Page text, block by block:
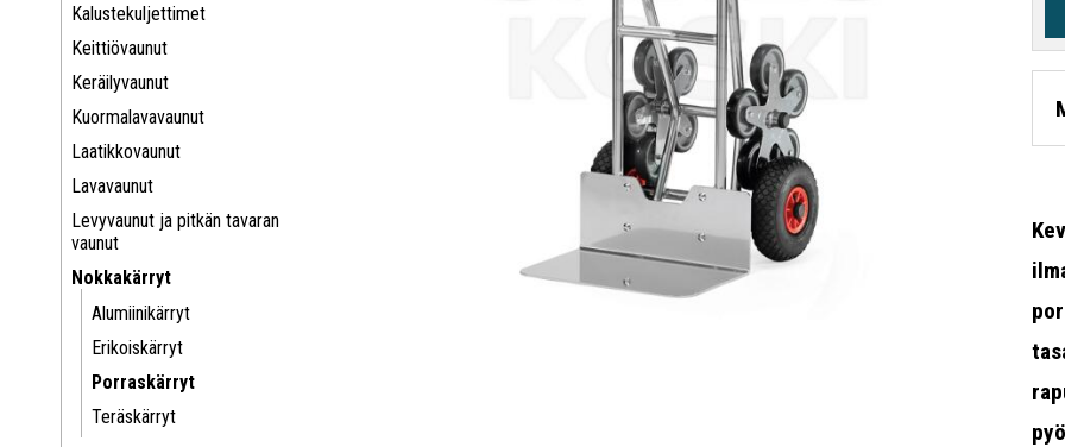
Kalustekuljettimet
Keittiövaunut
Keräilyvaunut
Kuormalavavaunut
Laatikkovaunut
Lavavaunut
Levyvaunut ja pitkän tavaran
vaunut
Nokkakärryt
Alumiinikärryt
Erikoiskärryt
Porraskärryt
Teräskärryt